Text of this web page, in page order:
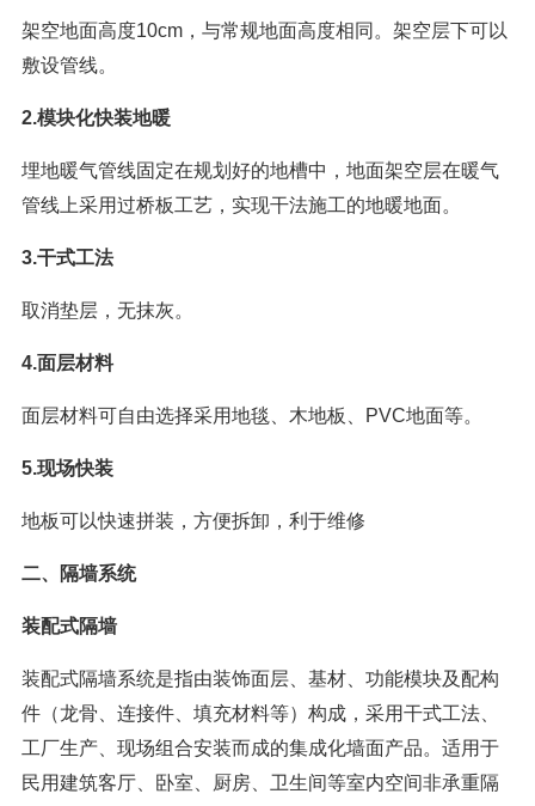
架空地面高度10cm，与常规地面高度相同。架空层下可以
敷设管线。
2.模块化快装地暖
埋地暖气管线固定在规划好的地槽中，地面架空层在暖气
管线上采用过桥板工艺，实现干法施工的地暖地面。
3.干式工法
取消垫层，无抹灰。
4.面层材料
面层材料可自由选择采用地毯、木地板、PVC地面等。
5.现场快装
地板可以快速拼装，方便拆卸，利于维修
二、隔墙系统
装配式隔墙
装配式隔墙系统是指由装饰面层、基材、功能模块及配构
件（龙骨、连接件、填充材料等）构成，采用干式工法、
工厂生产、现场组合安装而成的集成化墙面产品。适用于
民用建筑客厅、卧室、厨房、卫生间等室内空间非承重隔